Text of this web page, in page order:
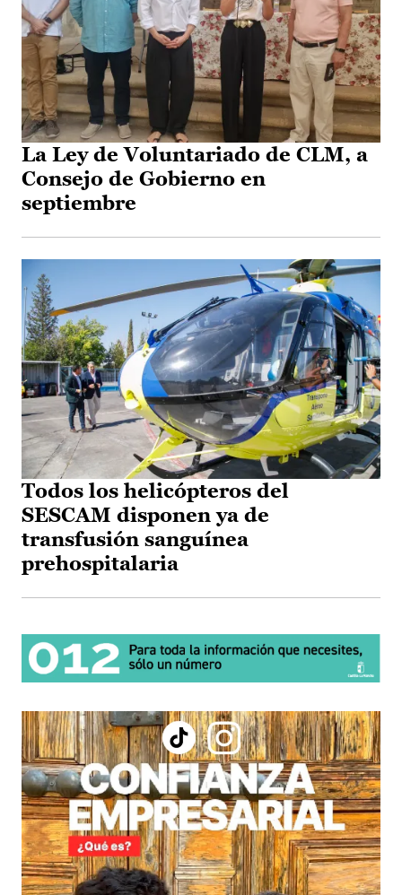
La Ley de Voluntariado de CLM, a
Consejo de Gobierno en
septiembre
Todos los helicópteros del
SESCAM disponen ya de
transfusión sanguínea
prehospitalaria